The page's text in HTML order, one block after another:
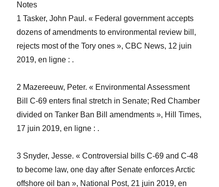
Notes
1 Tasker, John Paul. « Federal government accepts
dozens of amendments to environmental review bill,
rejects most of the Tory ones », CBC News, 12 juin
2019, en ligne : .
2 Mazereeuw, Peter. « Environmental Assessment
Bill C-69 enters final stretch in Senate; Red Chamber
divided on Tanker Ban Bill amendments », Hill Times,
17 juin 2019, en ligne : .
3 Snyder, Jesse. « Controversial bills C-69 and C-48
to become law, one day after Senate enforces Arctic
offshore oil ban », National Post, 21 juin 2019, en